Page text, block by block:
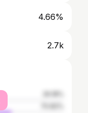
4.66%
2.7k